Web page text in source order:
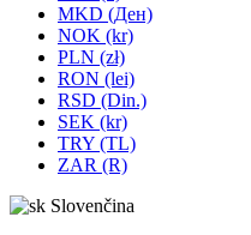
MKD (Ден)
NOK (kr)
PLN (zł)
RON (lei)
RSD (Din.)
SEK (kr)
TRY (TL)
ZAR (R)
Slovenčina